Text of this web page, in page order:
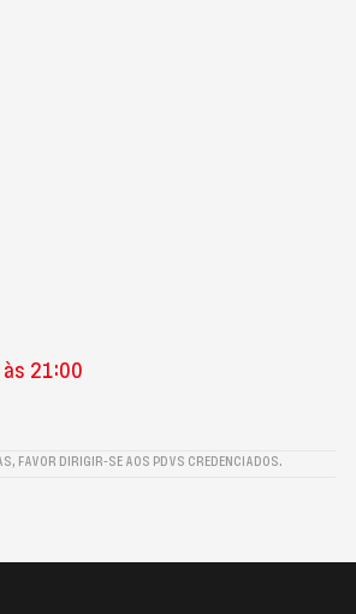
21:00
FAVOR DIRIGIR-SE AOS PDVS CREDENCIADOS.